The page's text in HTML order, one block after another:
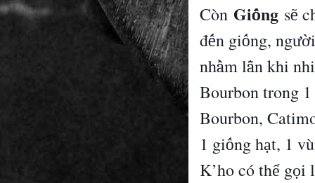
Còn Giống sẽ
đến giống, ngườ
nhầm lẫn khi nhi
Bourbon trong
Bourbon,
1 giống hạt, 1 vù
K’ho cóthể gọi l